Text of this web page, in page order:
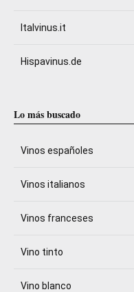
Italvinus.it
Hispavinus.de
Lo más buscado
Vinos españoles
Vinos italianos
Vinos franceses
Vino tinto
Vino blanco